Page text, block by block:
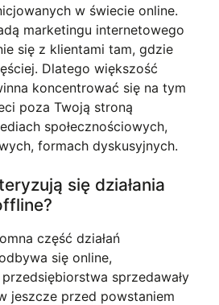
w świecie online.
marketingu internetowego
się z klientami tam, gdzie
Dlatego większość
koncentrować się na tym
poza Twoją stroną
społecznościowych,
formach dyskusyjnych.
się działania
część działań
się online,
sprzedawały
jeszcze przed powstaniem